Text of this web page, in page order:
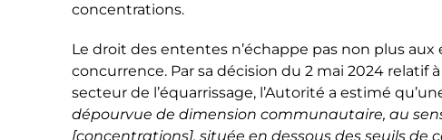
concentrations.
Le droit des ententes n’échappe pas non plus aux
concurrence. Par sa décision du 2 mai 2024 relatif
secteur de l’équarrissage, l’Autorité a estimé
dépourvue de dimension communautaire, au
[concentrations], située en dessous des seuils